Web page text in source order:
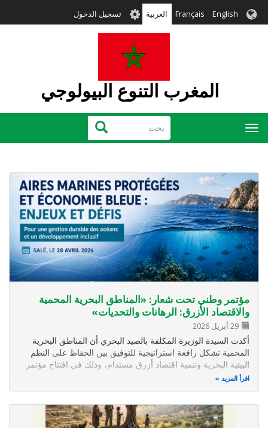
إلى
English
Français العربية User
account
menu
تسجيل الدخول
المغرب التنوع البيولوجي
بحث بحث
Toggle
navigation
مؤتمر وطني تحت شعار: «المناطق البحرية المحمية
والاقتصاد الأزرق: الرهانات والتحديات»
29 أبريل 2026
أكدت السيدة الوزيرة المكلفة بالصيد البحري أن المناطق البحرية
المحمية تشكل رافعة استراتيجية للتوفيق بين الحفاظ على النظم
البيئية البحرية وتنمية اقتصاد أزرق مستدام، وذلك في افتتاح مؤتمر
اقرأ المزيد